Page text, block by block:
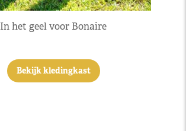
In het geel voor Bonaire
Bekijk kledingkast